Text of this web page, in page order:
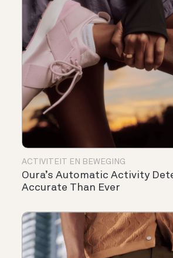
ACTIVITEIT EN BEWEGING
Oura’s Automatic Activity
Accurate Than Ever